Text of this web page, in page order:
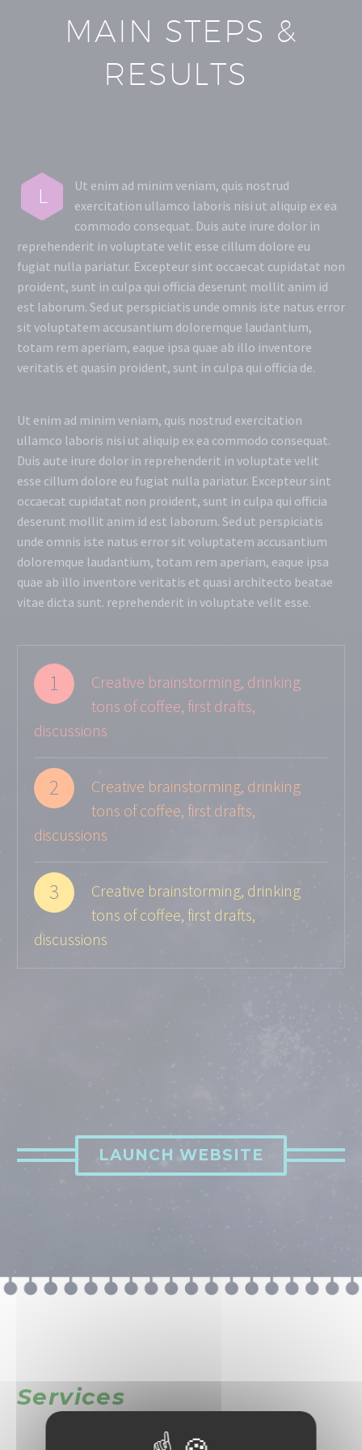
MAIN STEPS &
RESULTS
L
Ut enim ad minim veniam, quis nostrud
exercitation ullamco laboris nisi ut aliquip ex ea
commodo consequat. Duis aute irure dolor in
reprehenderit in voluptate velit esse cillum dolore eu
fugiat nulla pariatur. Excepteur sint occaecat cupidatat non
proident, sunt in culpa qui officia deserunt mollit anim id
est laborum. Sed ut perspiciatis unde omnis iste natus error
sit voluptatem accusantium doloremque laudantium,
totam rem aperiam, eaque ipsa quae ab illo inventore
veritatis et quasin proident, sunt in culpa qui officia de.
Ut enim ad minim veniam, quis nostrud exercitation
ullamco laboris nisi ut aliquip ex ea commodo consequat.
Duis aute irure dolor in reprehenderit in voluptate velit
esse cillum dolore eu fugiat nulla pariatur. Excepteur sint
occaecat cupidatat non proident, sunt in culpa qui officia
deserunt mollit anim id est laborum. Sed ut perspiciatis
unde omnis iste natus error sit voluptatem accusantium
doloremque laudantium, totam rem aperiam, eaque ipsa
quae ab illo inventore veritatis et quasi architecto beatae
vitae dicta sunt. reprehenderit in voluptate velit esse.
1
Creative brainstorming, drinking
tons of coffee, first drafts,
discussions
2
Creative brainstorming, drinking
tons of coffee, first drafts,
discussions
3
Creative brainstorming, drinking
tons of coffee, first drafts,
discussions
LAUNCH WEBSITE
Services